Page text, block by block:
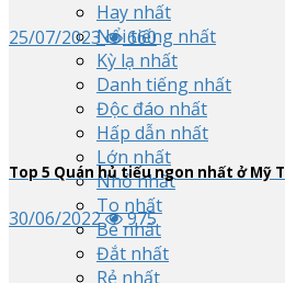
Hay nhất
Nổi tiếng nhất
Kỳ lạ nhất
Danh tiếng nhất
Độc đáo nhất
Hấp dẫn nhất
Lớn nhất
Nhỏ nhất
To nhất
Bé nhất
Đắt nhất
Rẻ nhất
25/07/2023 660
Top 5 Quán hủ tiếu ngon nhất ở Mỹ
30/06/2022 975